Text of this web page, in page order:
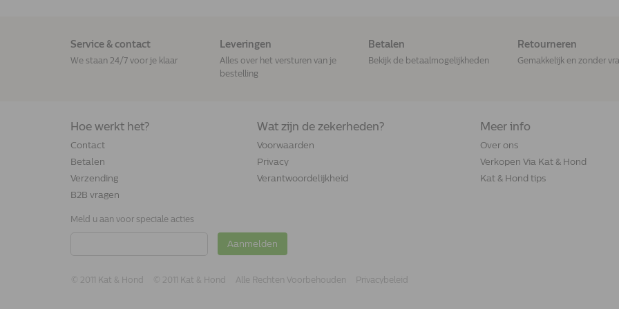
Service & contact
We staan 24/7 voor je klaar
Leveringen
Alles over het versturen van je
bestelling
Betalen
Bekijk de betaalmogelijkheden
Retourneren
Gemakkelijk en zonder
Hoe werkt het?
Contact
Betalen
Verzending
B2B vragen
Wat zijn de zekerheden?
Voorwaarden
Privacy
Verantwoordelijkheid
Meer info
Over ons
Verkopen Via Kat & Hond
Kat & Hond tips
Meld u aan voor speciale acties
Aanmelden
© 2011 Kat & Hond © 2011 Kat & Hond Alle Rechten Voorbehouden Privacybeleid